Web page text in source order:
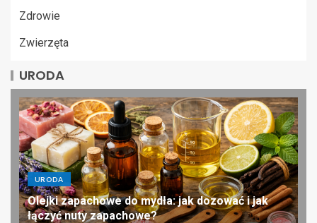
Zdrowie
Zwierzęta
URODA
URODA
Olejki zapachowe do mydła: jak dozować i jak
łączyć nuty zapachowe?